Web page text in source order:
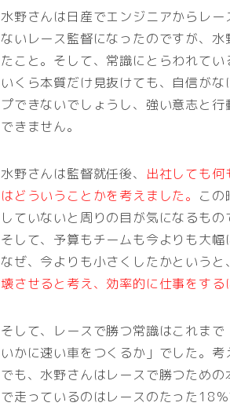
水野さんは日産でエンジニアからレ
ないレース監督になったのですが、
たこと。そして、常識にとらわれてい
いくら本質だけ見抜けても、自信が
プできないでしょうし、強い意志と
できません。
水野さんは監督就任後、 出社しても
はどういうことかを考えました。 この
していないと周りの目が気になるもの
そして、予算もチームも今よりも大幅
なぜ、今よりも小さくしたかというと、
壊させると考え、効率的に仕事をす
そして、レースで勝つ常識はこれま
いかに速い車をつくるか」でした。
でも、水野さんはレースで勝つため
で走っているのはレースのたった18